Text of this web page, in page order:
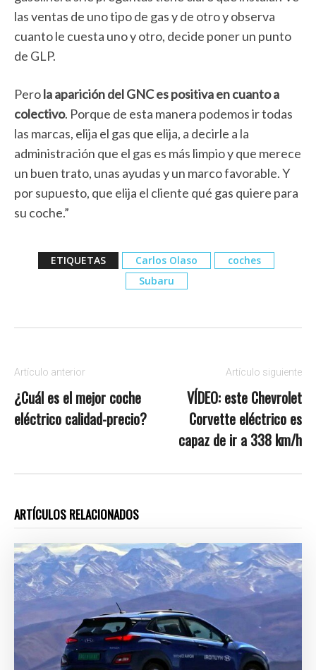
las ventas de uno tipo de gas y de otro y observa
cuanto le cuesta uno y otro, decide poner un punto
de GLP.
Perola aparición del GNC es positiva en cuanto a
colectivo. Porque de esta manera podemos ir todas
las marcas, elija el gas que elija, a decirle a la
administración que el gas es más limpio y que merece
un buen trato, unas ayudas y un marco favorable. Y
por supuesto, que elija el cliente qué gas quiere para
su coche.”
ETIQUETAS Carlos Olaso
coches
Subaru
Artículo anterior
¿Cuál es el mejor coche
eléctrico calidad-precio?
Artículo siguiente
VÍDEO: este Chevrolet
Corvette eléctrico es
capaz de ir a 338 km/h
ARTÍCULOS RELACIONADOS